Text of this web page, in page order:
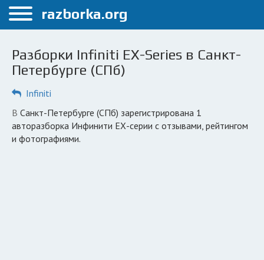
Меню
Санкт-Петербург
Автосервисы
Разборки Infiniti EX-Series в Санкт-
Петербурге (СПб)
Infiniti
в Санкт-Петербурге (СПб) зарегистрирована 1
авторазборка Инфинити ЕХ-серии с отзывами, рейтингом
и фотографиями.
razborka.org